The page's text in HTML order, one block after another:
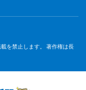
を禁止します。 著作権は長